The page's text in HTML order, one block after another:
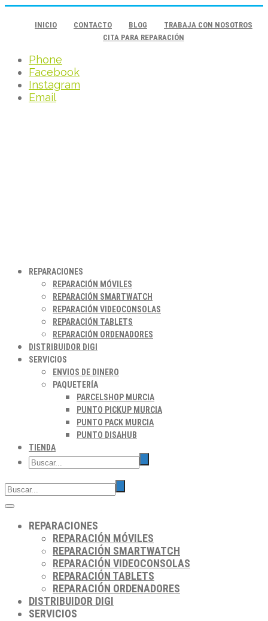
INICIO CONTACTO BLOG
TRABAJA CON NOSOTROS
CITA PARA REPARACIÓN
Phone
Facebook
Instagram
Email
REPARACIONES
REPARACIÓN MÓVILES
REPARACIÓN SMARTWATCH
REPARACIÓN VIDEOCONSOLAS
REPARACIÓN TABLETS
REPARACIÓN ORDENADORES
DISTRIBUIDOR DIGI
SERVICIOS
ENVIOS DE DINERO
PAQUETERÍA
PARCELSHOP MURCIA
PUNTO PICKUP MURCIA
PUNTO PACK MURCIA
PUNTO DISAHUB
TIENDA
REPARACIONES
REPARACIÓN MÓVILES
REPARACIÓN SMARTWATCH
REPARACIÓN VIDEOCONSOLAS
REPARACIÓN TABLETS
REPARACIÓN ORDENADORES
DISTRIBUIDOR DIGI
SERVICIOS